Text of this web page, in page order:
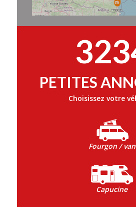
PETITES
Choisissez votre
Fourgon / van
Capucine